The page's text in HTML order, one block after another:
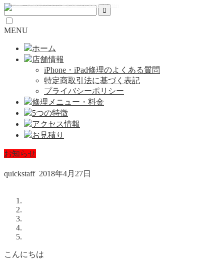
MENU
ホーム
店舗情報
iPhone・iPad修理のよくある質問
特定商取引法に基づく表記
プライバシーポリシー
修理メニュー・料金
5つの特徴
アクセス情報
お見積り
お知らせ
quickstaff 2018年4月27日
こんにちは